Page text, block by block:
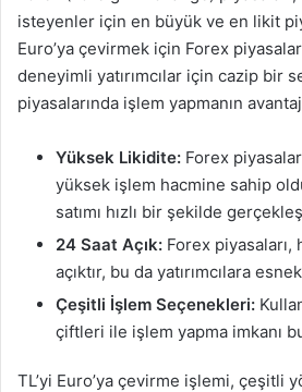
isteyenler için en büyük ve en likit
Euro’ya çevirmek için Forex
deneyimli yatırımcılar için cazip bir
piyasalarında işlem yapmanın
Yüksek Likidite: Forex
yüksek işlem hacmine sahip
satımı hızlı bir şekilde
24 Saat Açık: Forex
açıktır, bu da yatırımcılara
Çeşitli İşlem Seçenekleri:
çiftleri ile işlem yapma imkanı
TL’yi Euro’ya çevirme işlemi, çeşitli